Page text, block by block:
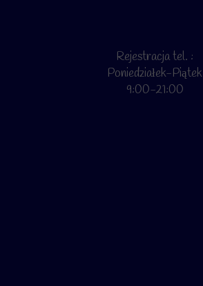
Rejestracja tel. :
Poniedziałek-Piątek
9:00-21:00